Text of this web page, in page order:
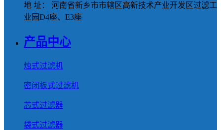
地 址： 河南省新乡市市辖区高新技术产业开发区过滤工
业园D4座、E3座
产品中心
烛式过滤机
密闭板式过滤机
芯式过滤器
袋式过滤器